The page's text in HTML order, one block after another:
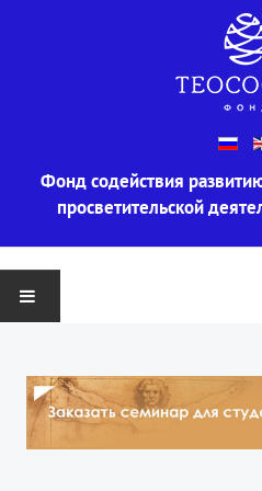
Фонд содействия
просветительской
О ФОНДЕ
Информация